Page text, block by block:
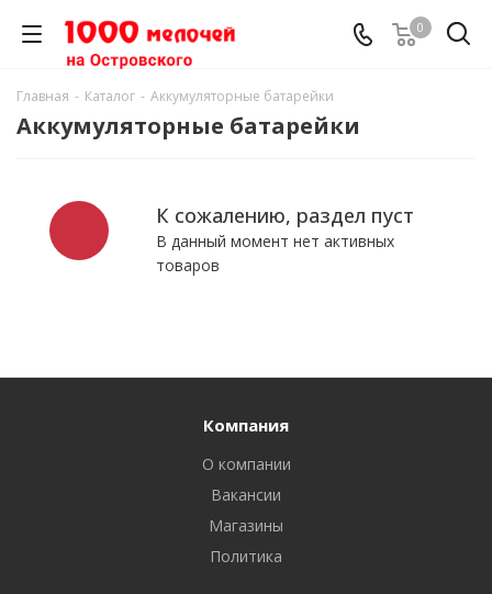
0
Главная - Каталог - Аккумуляторные батарейки
Аккумуляторные батарейки
К сожалению, раздел пуст
В данный момент нет активных
товаров
Компания
О компании
Вакансии
Магазины
Политика